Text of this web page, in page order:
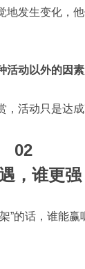
地发生变化，
活动以外的因
活动只是达成
02
，谁更强
”的话，谁能赢